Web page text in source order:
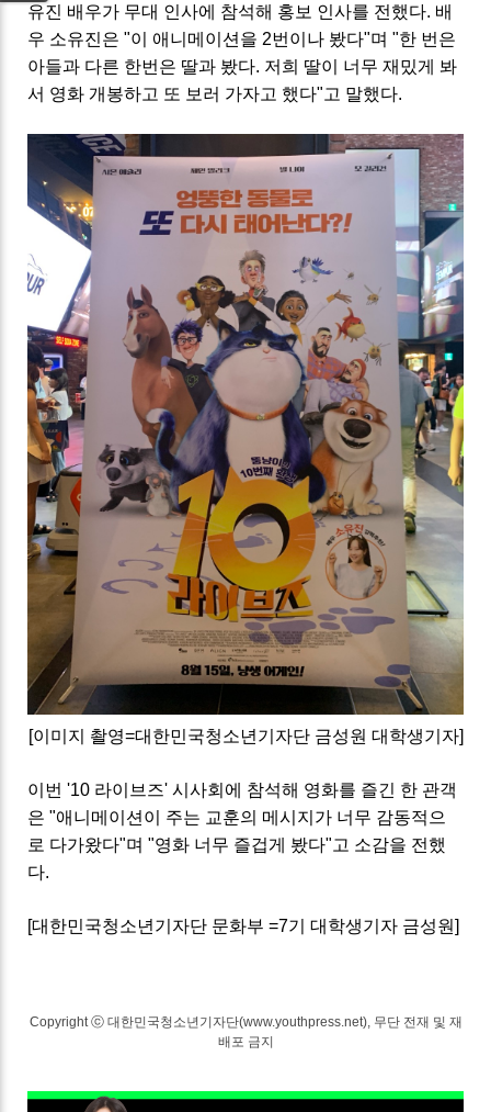
유진 배우가 무대 인사에 참석해 홍보 인사를 전했다. 배
우 소유진은 "이 애니메이션을 2번이나 봤다"며 "한 번은
아들과 다른 한번은 딸과 봤다. 저희 딸이 너무 재밌게 봐
서 영화 개봉하고 또 보러 가자고 했다"고 말했다.
[이미지 촬영=대한민국청소년기자단 금성원 대학생기자]
이번 '10 라이브즈' 시사회에 참석해 영화를 즐긴 한 관객
은 "애니메이션이 주는 교훈의 메시지가 너무 감동적으
로 다가왔다"며 "영화 너무 즐겁게 봤다"고 소감을 전했
다.
[대한민국청소년기자단 문화부 =7기 대학생기자 금성원]
Copyright ⓒ 대한민국청소년기자단(www.youthpress.net), 무단 전재 및 재
배포 금지